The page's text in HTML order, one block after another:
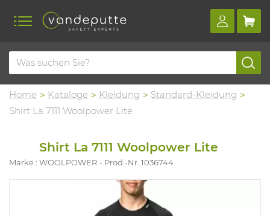
Home Kataloge Kleidung
Standard-Kleidung
Shirt La 7111 Woolpower Lite
Shirt La 7111 Woolpower Lite
Marke : WOOLPOWER Prod.-Nr. 1036744